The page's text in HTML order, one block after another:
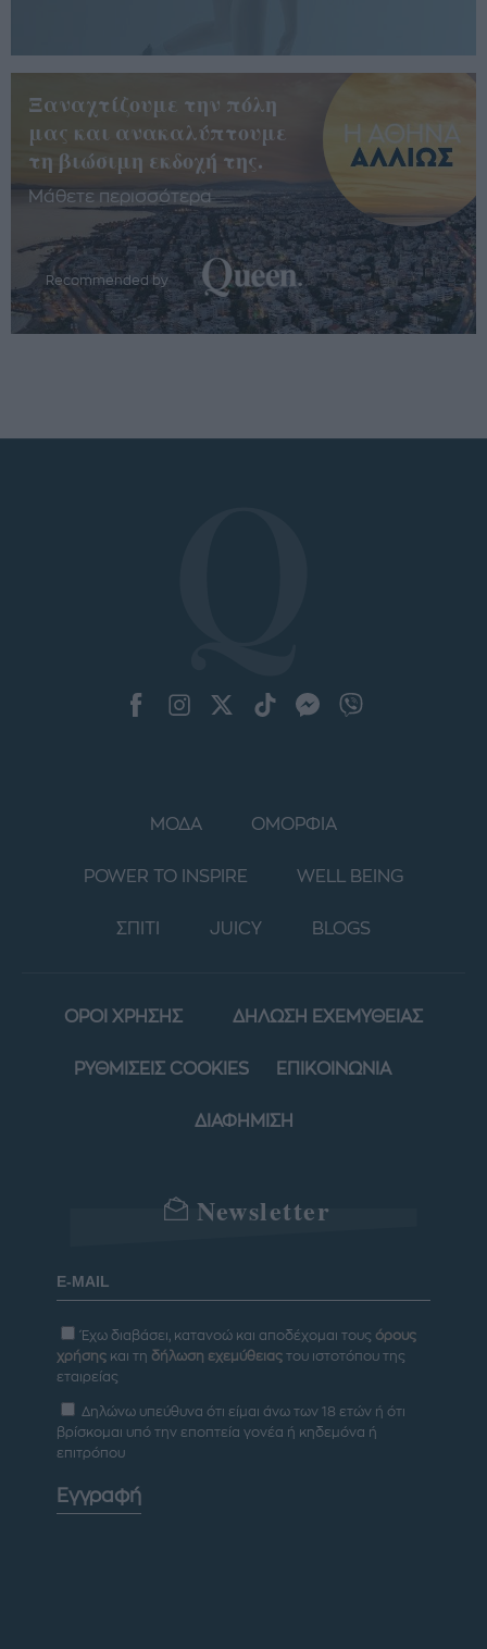
Ξαναχτίζουμε την πόλη
μας και ανακαλύπτουμε
τη βιώσιμη εκδοχή της.
Μάθετε περισσότερα
Recommended by
ΜΟΔΑ ΟΜΟΡΦΙΑ
POWER TO INSPIRE WELL BEING
ΣΠΙΤΙ JUICY BLOGS
ΟΡΟΙ ΧΡΗΣΗΣ ΔΗΛΩΣΗ ΕΧΕΜΥΘΕΙΑΣ
ΡΥΘΜΙΣΕΙΣ COOKIES ΕΠΙΚΟΙΝΩΝΙΑ
ΔΙΑΦΗΜΙΣΗ
Newsletter
Έχω διαβάσει, κατανοώ και αποδέχομαι τους όρους
χρήσης και τη δήλωση εχεμύθειας του ιστοτόπου της
εταιρείας
Δηλώνω υπεύθυνα ότι είμαι άνω των 18 ετών ή ότι
βρίσκομαι υπό την εποπτεία γονέα ή κηδεμόνα ή
επιτρόπου
Εγγραφή